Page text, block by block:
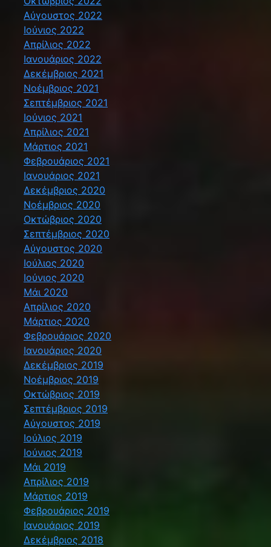
Αύγουστος 2022
Ιούνιος 2022
Απρίλιος 2022
Ιανουάριος 2022
Δεκέμβριος 2021
Νοέμβριος 2021
Σεπτέμβριος 2021
Ιούνιος 2021
Απρίλιος 2021
Μάρτιος 2021
Φεβρουάριος 2021
Ιανουάριος 2021
Δεκέμβριος 2020
Νοέμβριος 2020
Οκτώβριος 2020
Σεπτέμβριος 2020
Αύγουστος 2020
Ιούλιος 2020
Ιούνιος 2020
Μάι 2020
Απρίλιος 2020
Μάρτιος 2020
Φεβρουάριος 2020
Ιανουάριος 2020
Δεκέμβριος 2019
Νοέμβριος 2019
Οκτώβριος 2019
Σεπτέμβριος 2019
Αύγουστος 2019
Ιούλιος 2019
Ιούνιος 2019
Μάι 2019
Απρίλιος 2019
Μάρτιος 2019
Φεβρουάριος 2019
Ιανουάριος 2019
Δεκέμβριος 2018